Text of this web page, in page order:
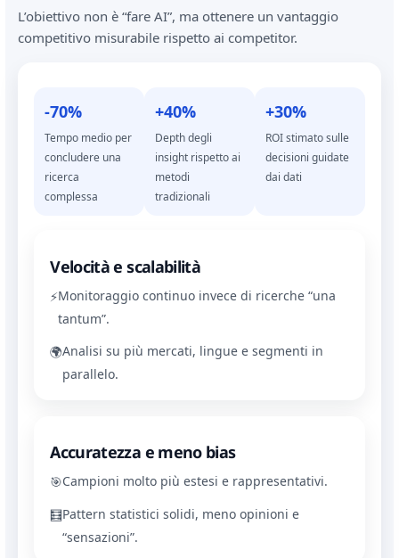
L’obiettivo non è “fare AI”, ma ottenere un vantaggio
competitivo misurabile rispetto ai competitor.
-70%
Tempo medio per
concludere una
ricerca
complessa
+40%
Depth degli
insight rispetto ai
metodi
tradizionali
+30%
ROI stimato sulle
decisioni guidate
dai dati
Velocità e scalabilità
⚡Monitoraggio continuo invece di ricerche “una
tantum”.
🌍Analisi su più mercati, lingue e segmenti in
parallelo.
Accuratezza e meno bias
🎯Campioni molto più estesi e rappresentativi.
🧮Pattern statistici solidi, meno opinioni e
“sensazioni”.